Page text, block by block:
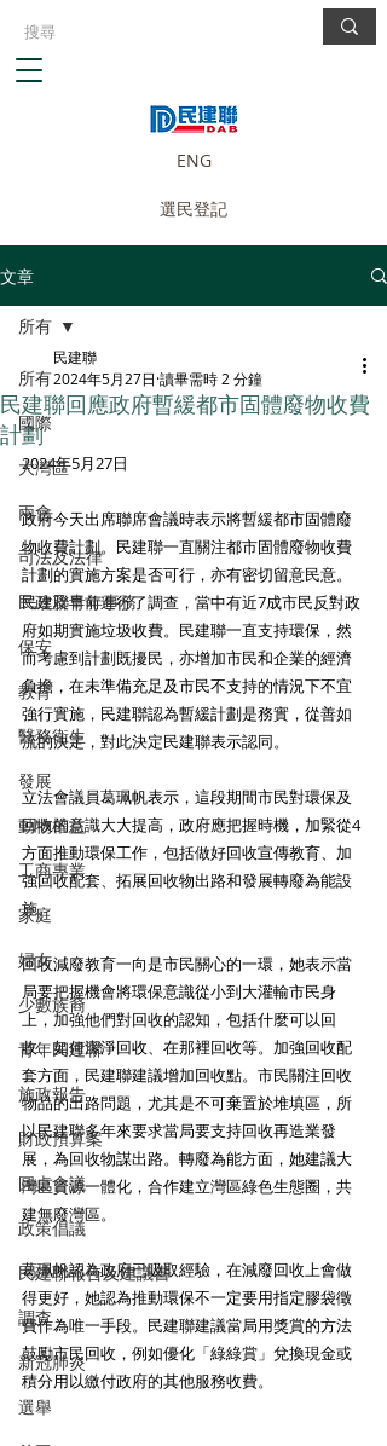
ENG
選民登記
文章
所有
國際
大灣區
兩會
司法及法律
民政及青年事務
保安
教育
醫務衛生
發展
動物權益
工商專業
家庭
婦女
少數族裔
青年民建聯
施政報告
財政預算案
圓桌會議
政策倡議
民建聯報告及建議書
調查
新冠肺炎
選舉
所有
民建聯回應政府暫緩都市固體廢物收費
計劃
民建聯
2024年5月27日 讀畢需時 2 分鐘
2024年5月27日
政府今天出席聯席會議時表示將暫緩都市固體廢
物收費計劃。民建聯一直關注都市固體廢物收費
計劃的實施方案是否可行，亦有密切留意民意。
民建聯早前進行了調查，當中有近7成市民反對政
府如期實施垃圾收費。民建聯一直支持環保，然
而考慮到計劃既擾民，亦增加市民和企業的經濟
負擔，在未準備充足及市民不支持的情況下不宜
強行實施，民建聯認為暫緩計劃是務實，從善如
流的決定，對此決定民建聯表示認同。
立法會議員葛珮帆表示，這段期間市民對環保及
回收的意識大大提高，政府應把握時機，加緊從4
方面推動環保工作，包括做好回收宣傳教育、加
強回收配套、拓展回收物出路和發展轉廢為能設
施。
回收減廢教育一向是市民關心的一環，她表示當
局要把握機會將環保意識從小到大灌輸市民身
上，加強他們對回收的認知，包括什麼可以回
收、如何潔淨回收、在那裡回收等。加強回收配
套方面，民建聯建議增加回收點。市民關注回收
物品的出路問題，尤其是不可棄置於堆填區，所
以民建聯多年來要求當局要支持回收再造業發
展，為回收物謀出路。轉廢為能方面，她建議大
灣區資源一體化，合作建立灣區綠色生態圈，共
建無廢灣區。
葛珮帆認為政府已吸取經驗，在減廢回收上會做
得更好，她認為推動環保不一定要用指定膠袋徵
費作為唯一手段。民建聯建議當局用獎賞的方法
鼓勵市民回收，例如優化「綠綠賞」兌換現金或
積分用以繳付政府的其他服務收費。